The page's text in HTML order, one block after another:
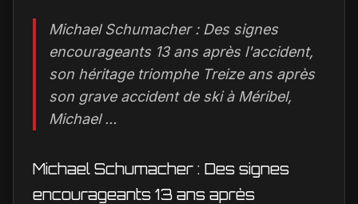
Michael Schumacher : Des signes
encourageants 13 ans après l'accident,
son héritage triomphe Treize ans après
son grave accident de ski à Méribel,
Michael ...
Michael Schumacher : Des signes
encourageants 13 ans après